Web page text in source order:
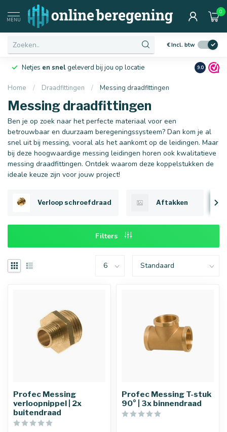
MENU
0
€Incl. btw
Netjes en snelgeleverd bij jou op locatie Ruim10
9.0
Home / Draadfittingen / Messing draadfittingen
Messing draadfittingen
Ben je op zoek naar het perfecte materiaal voor een
betrouwbaar en duurzaam beregeningssysteem? Dan kom je al
snel uit bij messing, vooral als het aankomt op de leidingen. Maar
bij deze hoogwaardige messing leidingen horen ook kwalitatieve
messing draadfittingen. Ontdek waarom deze koppelstukken de
ideale keuze zijn voor jouw project!
Verloop schroefdraad Aftakken
Filters
Profec Messing
verloopnippel | 2x
buitendraad
Profec Messing T-stuk
90° | 3x binnendraad
Afmetingen
16 mm 20 mm